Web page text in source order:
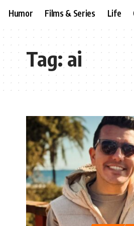
Humor Films & Series Life
Tag:ai